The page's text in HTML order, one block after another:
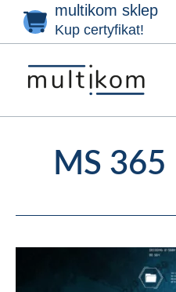
Przejdź
treści
multikom sklep
Kup certyfikat!
MS 365